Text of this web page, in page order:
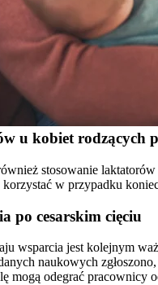
u kobiet rodzących
stosowanie
w przypadku
po cesarskim cięciu
wsparcia jest kolejnym
naukowych
mogą odegrać